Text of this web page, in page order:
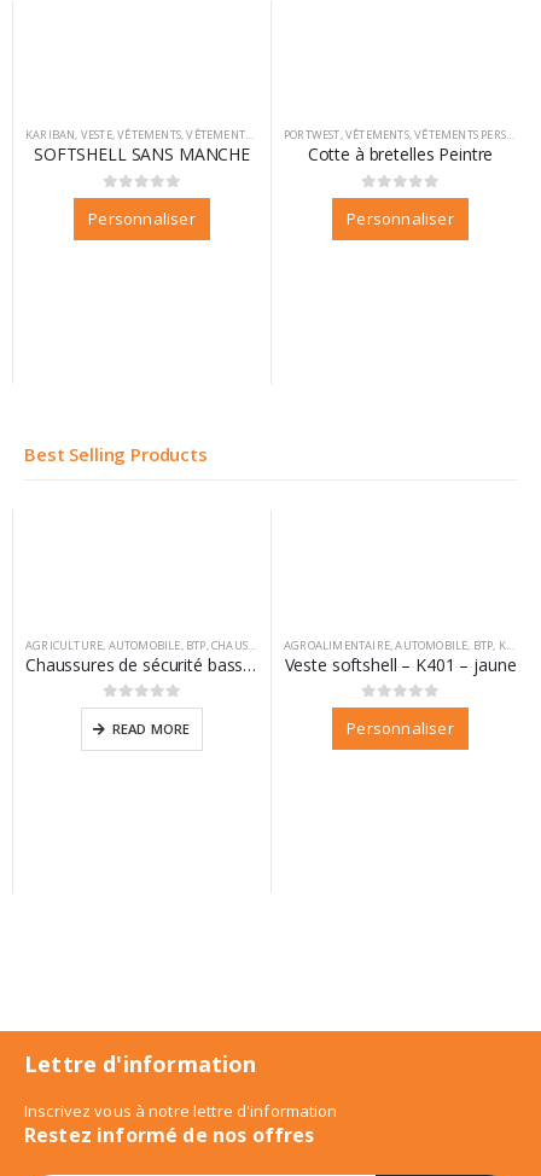
KARIBAN, VESTE,VÊTEMENTS,VÊTEMENTS PERSONNALISABLES
SOFTSHELL SANS MANCHE
0sur 5
Personnaliser
PORTWEST,VÊTEMENTS,VÊTEMENTS PERSONNALISABLES
Cotte à bretelles Peintre
0sur 5
Personnaliser
Best Selling Products
AGRICULTURE AUTOMOBILE BTP ,CHAUSSURES ,DIFAC,VM FOOTWEAR
Chaussures de sécurité basse California
0sur 5
READ MORE
AGROALIMENTAIRE ,AUTOMOBILE BTP KARIBAN
Veste softshell – K401 – jaune
0sur 5
Personnaliser
Lettre d'information
Inscrivez vous à notre lettre d'information
Restez informé de nos offres